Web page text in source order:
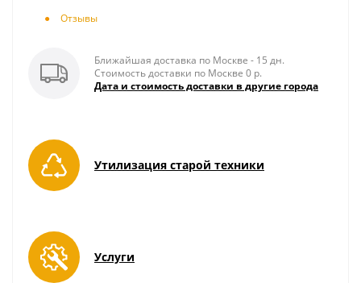
Отзывы
Ближайшая доставка по Москве - 15 дн.
Стоимость доставки по Москве 0 р.
Дата и стоимость доставки в другие города
Утилизация старой техники
Услуги